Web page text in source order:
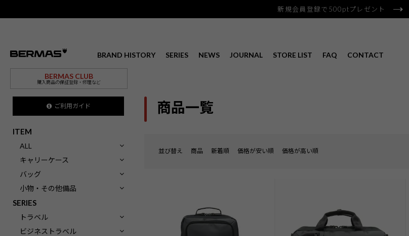
新規会員登録で500ptプレゼント
BRAND HISTORY SERIES NEWS JOURNAL STORE LIST FAQ CONTACT
BERMAS CLUB
購入商品の保証登録・修理など
ご利用ガイド
ITEM
ALL
キャリーケース
バッグ
小物・その他備品
SERIES
トラベル
ビジネストラベル
商品一覧
並び替え 商品 新着順 価格が安い順 価格が高い順